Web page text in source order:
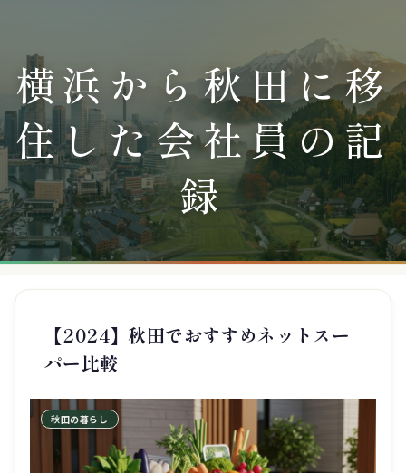
横浜から秋田に移
住した会社員の記
録
【2024】秋田でおすすめネットスー
パー比較
秋田の暮らし